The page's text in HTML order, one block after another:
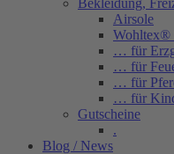
Bekleidung,
Airsole
Wohltex®
… für
… für
… für
… für
Gutscheine
.
Blog / News